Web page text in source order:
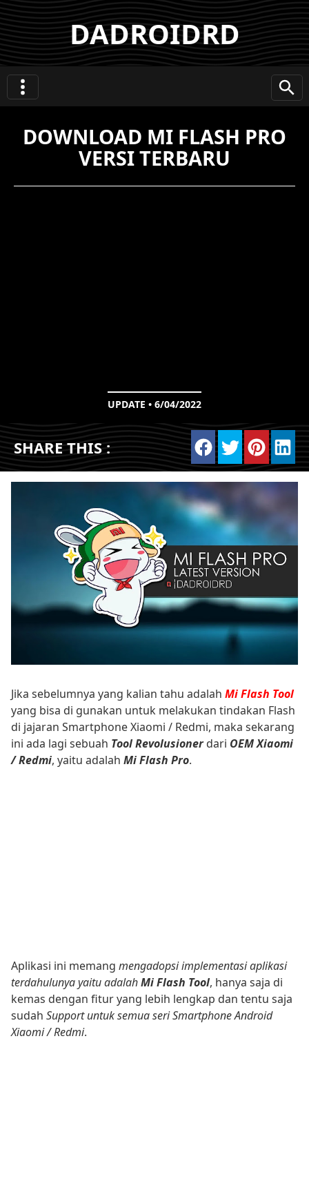
DADROIDRD
DOWNLOAD MI FLASH PRO
VERSI TERBARU
UPDATE • 6/04/2022
SHARE THIS :
Jika sebelumnya yang kalian tahu adalah Mi Flash Tool
yang bisa di gunakan untuk melakukan tindakan Flash
di jajaran Smartphone Xiaomi / Redmi, maka sekarang
ini ada lagi sebuah Tool Revolusionerdari OEM Xiaomi
/ Redmi, yaitu adalah Mi Flash Pro.
Aplikasi ini memang mengadopsi implementasi aplikasi
terdahulunya yaitu adalahMi Flash Tool, hanya saja di
kemas dengan fitur yang lebih lengkap dan tentu saja
sudah Support untuk semua seri Smartphone Android
Xiaomi / Redmi.